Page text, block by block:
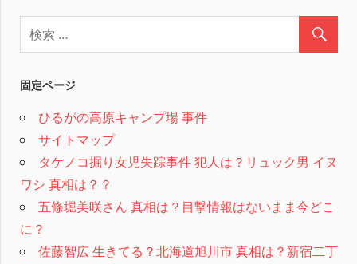
固定ページ
ひるがの高原キャンプ場 事件
サイトマップ
タケノコ掘り女児失踪事件 犯人は？リュック男 イヌ
ワシ 真相は？？
五條堀美咲さん 真相は？目撃情報はないまま今どこ
に？
佐藤智広 生きてる？北海道旭川市 真相は？新宿二丁